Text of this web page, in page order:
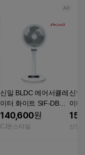
신일 BLDC 에어서큘레
이터 화이트 SIF-DB65
0B
140,600원
CJ온스타일
신일
이터
형
신일